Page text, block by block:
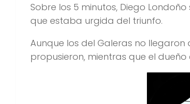
Sobre los 5 minutos, Diego
que estaba urgida del triunfo.
Aunque los del Galeras no
propusieron, mientras que el